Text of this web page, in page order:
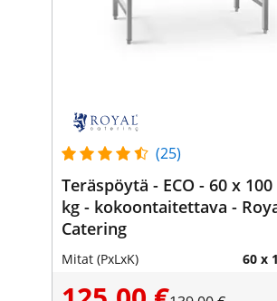
(25)
Teräspöytä - ECO - 60 x
kg - kokoontaitettava -
Catering
Mitat (PxLxK) 60 x